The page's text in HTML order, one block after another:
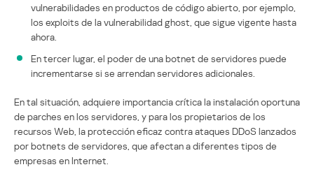
vulnerabilidades en productos de código abierto, por ejemplo,
los exploits de la vulnerabilidad ghost, que sigue vigente hasta
ahora.
En tercer lugar, el poder de una botnet de servidores puede
incrementarse si se arrendan servidores adicionales.
En tal situación, adquiere importancia crítica la instalación oportuna
de parches en los servidores, y para los propietarios de los
recursos Web, la protección eficaz contra ataques DDoS lanzados
por botnets de servidores, que afectan a diferentes tipos de
empresas en Internet.